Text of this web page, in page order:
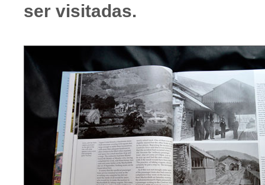
ser visitadas.